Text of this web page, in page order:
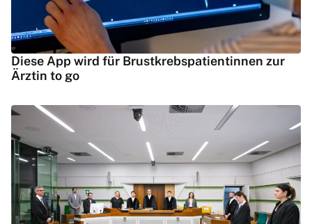
Diese App wird für Brustkrebspatientinnen zur
Ärztin to go